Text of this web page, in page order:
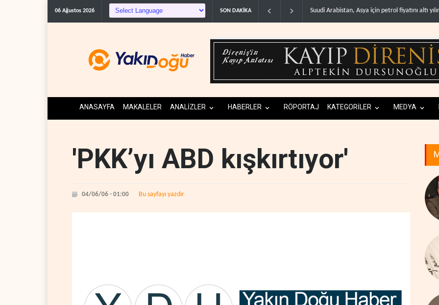
06 Ağustos 2026 SON DAKİKA
Suudi Arabistan, Asya için petrol fiyatını altı yılın .. İsrail, Afrika Boynuzu'nu yeni
ANASAYFA MAKALELER ANALİZLER HABERLER RÖPORTAJ KATEGORİLER MEDYA
'PKK’yı ABD kışkırtıyor'
04/06/06 - 01:00 Bu sayfayı yazdır